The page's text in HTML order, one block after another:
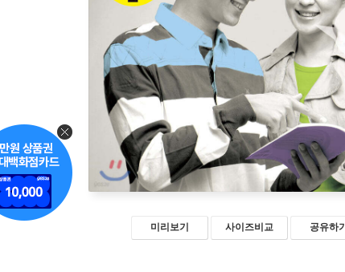
미리보기 사이즈비교 공유하기